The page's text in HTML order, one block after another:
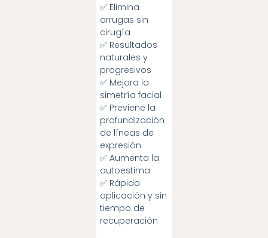
✅ Elimina
arrugas sin
cirugía
✅ Resultados
naturales y
progresivos
✅ Mejora la
simetría facial
✅ Previene la
profundización
de líneas de
expresión
✅ Aumenta la
autoestima
✅ Rápida
aplicación y sin
tiempo de
recuperación